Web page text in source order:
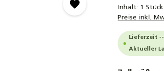
Inhalt: 1 Stück
Preise inkl.
Lieferzeit --
Aktueller